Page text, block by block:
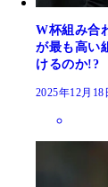
W杯組み合
が最も高い
けるのか!?
2025年12月18